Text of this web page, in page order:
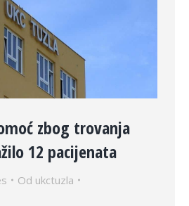
zbog trovanja
12 pacijenata
Od ukctuzla